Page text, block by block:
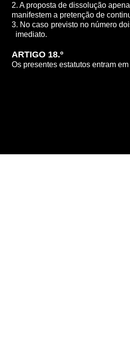
2. A proposta de dissolução
manifestem a pretenção de
3. No caso previsto no número
imediato.
ARTIGO 18.º
Os presentes estatutos entram